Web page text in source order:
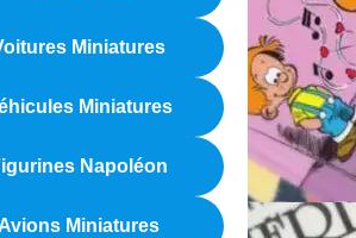
Miniatures
Miniatures
Napoléon
Miniatures